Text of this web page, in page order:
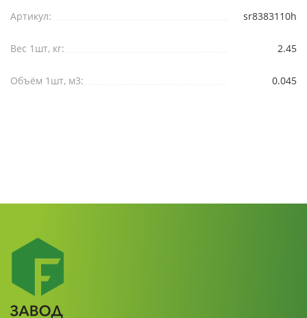
Артикул: sr8383110h
Вес 1шт, кг: 2.45
Объём 1шт, м3: 0.045